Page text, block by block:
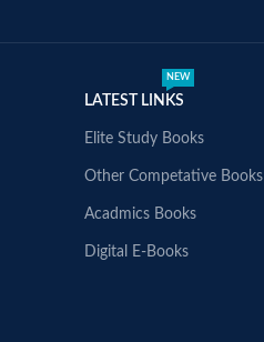
LATEST LINKS
NEW
Elite Study Books
Other Competative Books
Acadmics Books
Digital E-Books